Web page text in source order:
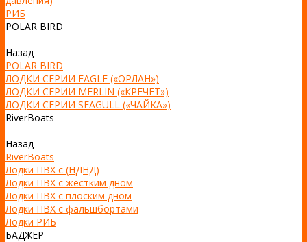
РИБ
POLAR BIRD
Назад
POLAR BIRD
ЛОДКИ СЕРИИ EAGLE («ОРЛАН»)
ЛОДКИ СЕРИИ MERLIN («КРЕЧЕТ»)
ЛОДКИ СЕРИИ SEAGULL («ЧАЙКА»)
RiverBoats
Назад
RiverBoats
Лодки ПВХ с (НДНД)
Лодки ПВХ с жестким дном
Лодки ПВХ с плоским дном
Лодки ПВХ с фальшбортами
Лодки РИБ
БАДЖЕР